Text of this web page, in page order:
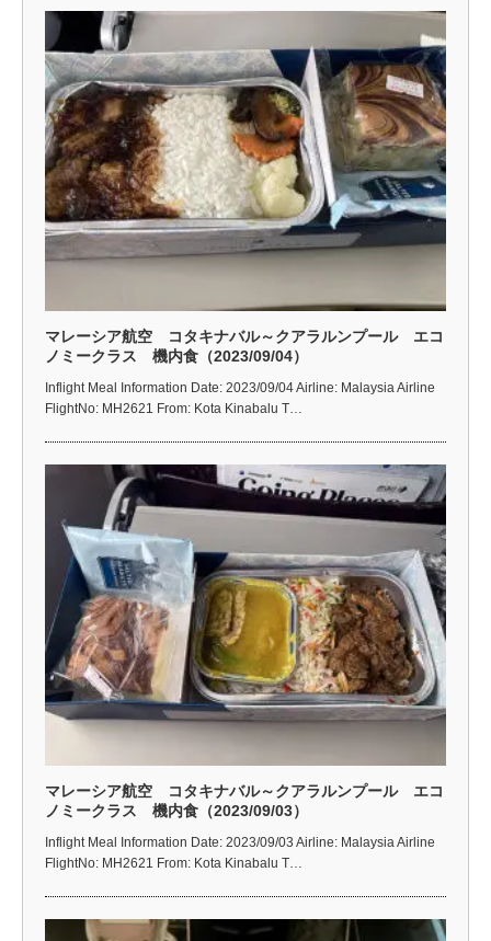
マレーシア航空 コタキナバル～クアラルンプール エコ
ノミークラス 機内食（2023/09/04）
Inflight Meal Information Date: 2023/09/04 Airline: Malaysia Airline
FlightNo: MH2621 From: Kota Kinabalu T…
マレーシア航空 コタキナバル～クアラルンプール エコ
ノミークラス 機内食（2023/09/03）
Inflight Meal Information Date: 2023/09/03 Airline: Malaysia Airline
FlightNo: MH2621 From: Kota Kinabalu T…